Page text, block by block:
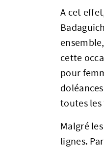
A cet
cette
pour
toutes
Malgré
lignes.